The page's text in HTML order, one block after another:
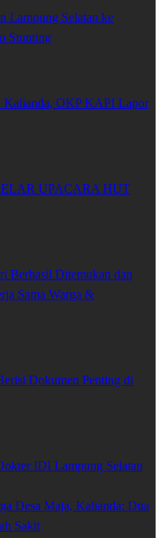
Lampung Selatan ke
Stunting
Kalianda, OKP KAPI Lapor
UPACARA HUT
Berhasil Ditemukan dan
Sama Warga &
Dokumen Penting di
IDI Lampung Selatan
Desa Maja, Kalianda: Dua
Sakit